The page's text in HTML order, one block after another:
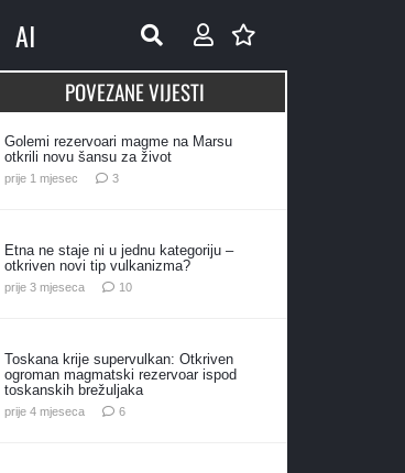
AI
POVEZANE VIJESTI
Golemi rezervoari magme na Marsu
otkrili novu šansu za život
prije 1 mjesec 3komentara
Etna ne staje ni u jednu kategoriju –
otkriven novi tip vulkanizma?
prije 3 mjeseca 10komentara
Toskana krije supervulkan: Otkriven
ogroman magmatski rezervoar ispod
toskanskih brežuljaka
prije 4 mjeseca 6komentara